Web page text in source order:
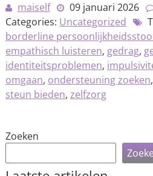
maiself
09 januari 2026
Categories: Uncategorized
borderline
empathisch luisteren, gedrag,
identiteitsproblemen,
omgaan, ondersteuning zoeken,
steun bieden, zelfzorg
Zoeken